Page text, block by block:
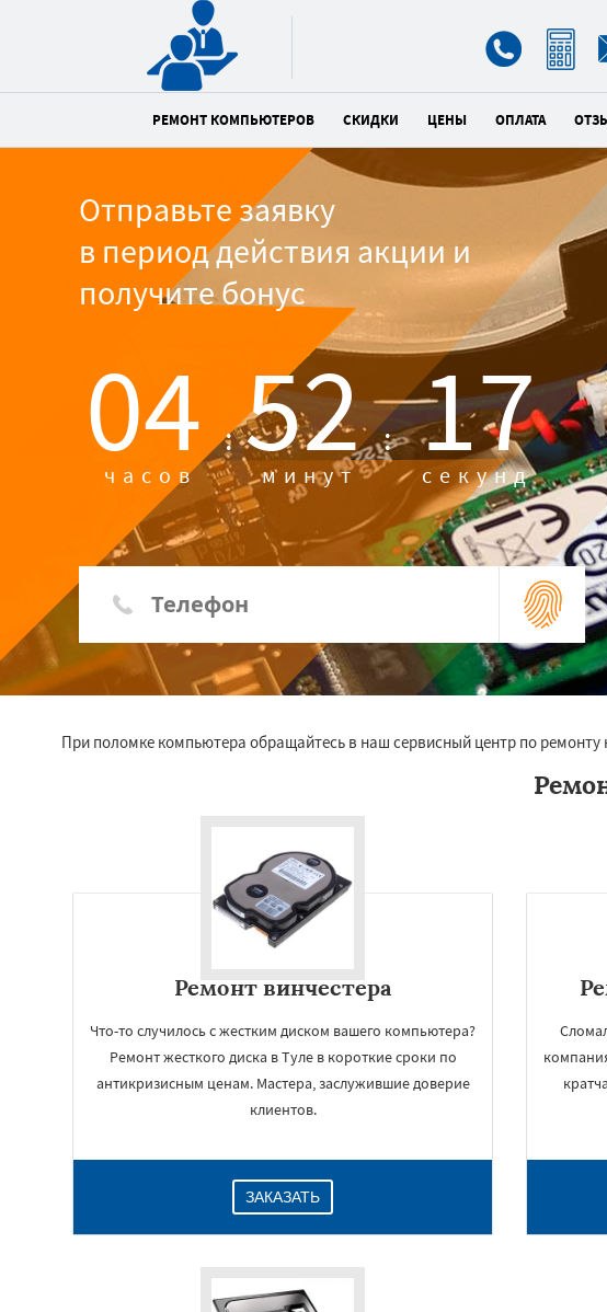
РЕМОНТ КОМПЬЮТЕРОВ СКИДКИ ЦЕНЫ ОПЛАТА
Отправьте заявку
в период действия акции и
получите бонус
04 :
часов 52 :
минут 16
секунд
При поломке компьютера обращайтесь в наш сервисный центр по
Ремонт винчестера
Что-то случилось с жестким диском вашего компьютера?
Ремонт жесткого диска в Туле в короткие сроки по
антикризисным ценам. Мастера, заслужившие доверие
клиентов.
ЗАКАЗАТЬ